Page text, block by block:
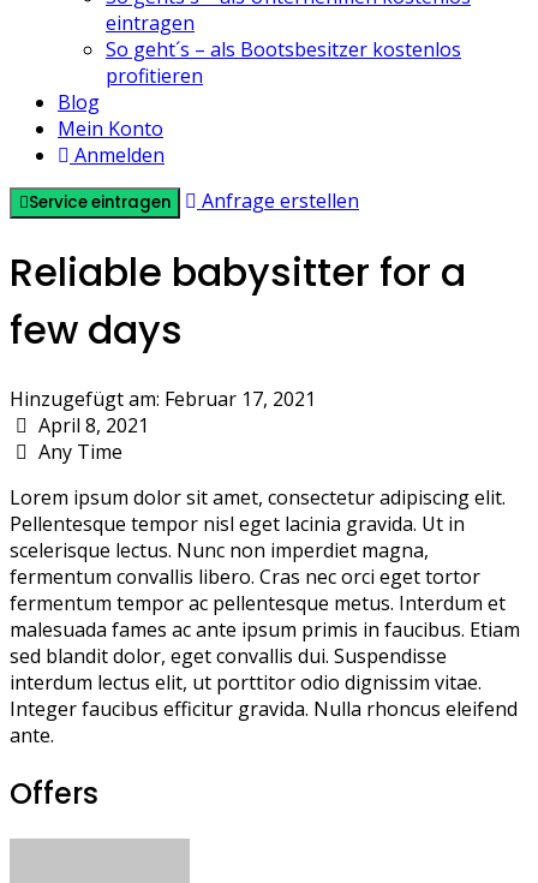
eintragen
So geht´s – als Bootsbesitzer kostenlos
profitieren
Blog
Mein Konto
Anmelden
Service eintragen Anfrage erstellen
Reliable babysitter for a
few days
Hinzugefügt am: Februar 17, 2021
April 8, 2021
Any Time
Lorem ipsum dolor sit amet, consectetur adipiscing elit.
Pellentesque tempor nisl eget lacinia gravida. Ut in
scelerisque lectus. Nunc non imperdiet magna,
fermentum convallis libero. Cras nec orci eget tortor
fermentum tempor ac pellentesque metus. Interdum et
malesuada fames ac ante ipsum primis in faucibus. Etiam
sed blandit dolor, eget convallis dui. Suspendisse
interdum lectus elit, ut porttitor odio dignissim vitae.
Integer faucibus efficitur gravida. Nulla rhoncus eleifend
ante.
Offers